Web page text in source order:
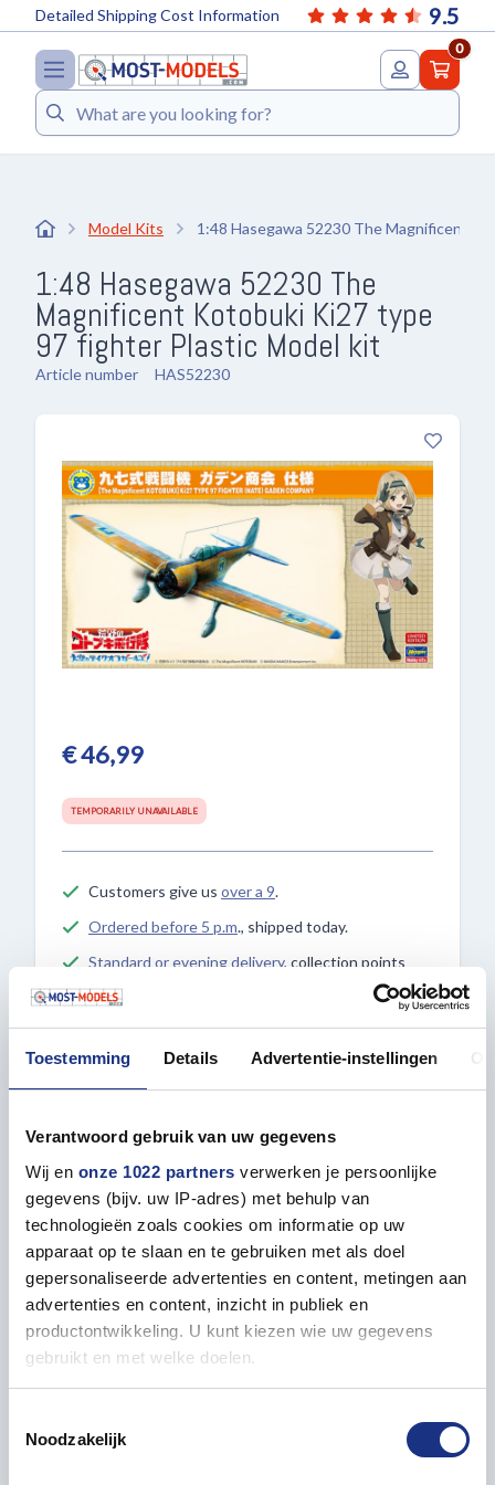
Toestemming Details Advertentie-instellingen
Verantwoord gebruik van uw gegevens
Wij en onze 1022 partners verwerken je persoonlijke
gegevens (bijv. uw IP-adres) met behulp van
technologieën zoals cookies om informatie op uw
apparaat op te slaan en te gebruiken met als doel
gepersonaliseerde advertenties en content, metingen aan
advertenties en content, inzicht in publiek en
productontwikkeling. U kunt kiezen wie uw gegevens
gebruikt en met welke doelen.
Informatie verzamelen over uw geografische locatie,
Noodzakelijk
9.5
Detailed Shipping Cost Information
0
Search
Model Kits 1:48 Hasegawa 52230 The Magnificent
1:48 Hasegawa 52230 The
Magnificent Kotobuki Ki27 type
97 fighter Plastic Model kit
Article number HAS52230
€ 46,99
TEMPORARILY UNAVAILABLE
Customers give us over a 9.
Ordered before 5 p.m., shipped today.
Standard or evening delivery, collection points
and carrier choice
14 day reflection period andeasy returns
Secure payment; directly, in 3 parts or afterwards
Personal contactfor all your questions
Tags 1:48 Hasegawa
Description
type 97 fighter (nate) Garden company.